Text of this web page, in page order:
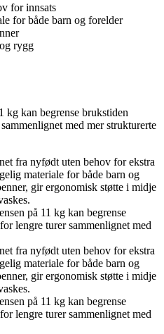
for innsats
for både barn og forelder
rygg
kg kan begrense brukstiden
med mer strukturerte
fra nyfødt uten behov for ekstra
materiale for både barn og
gir ergonomisk støtte i midje
på 11 kg kan begrense
lengre turer sammenlignet med
fra nyfødt uten behov for ekstra
materiale for både barn og
gir ergonomisk støtte i midje
på 11 kg kan begrense
lengre turer sammenlignet med